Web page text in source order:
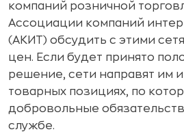
компаний розничной
Ассоциации компаний
(АКИТ) обсудить с этими
цен. Если будет принято
решение, сети направят им
товарных позициях, по
добровольные
службе.